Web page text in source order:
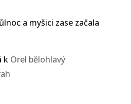
a myšici zase začala
k Orel bělohlavý